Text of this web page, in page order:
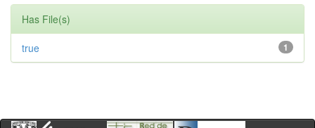
Has File(s)
1
true